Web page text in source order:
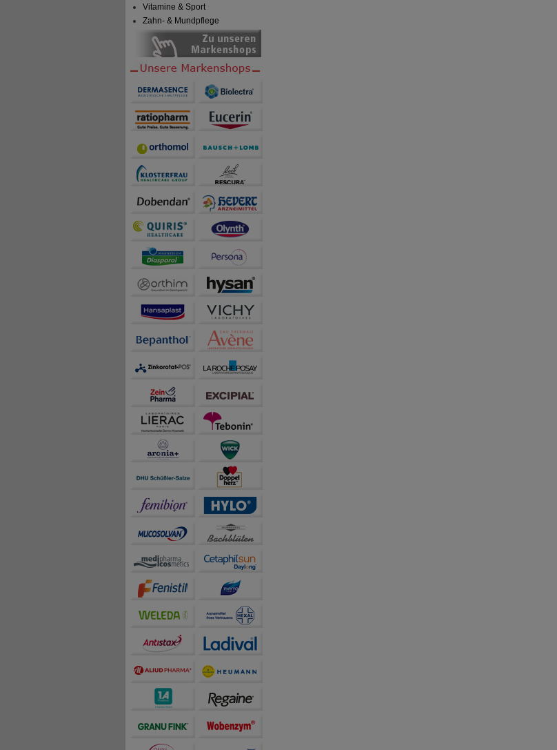
Statistik & Tracking:
sammeln, mit deren Hilfe wir unsere Website weiter für Sie optimieren
auch die Werbung auf Drittseiten möglichst relevant für Sie zu gestalten. Bitte
teilweise an Dritte wie z.B. Google oder soziale Medien übertragen werden.
Vitamine & Sport
Zahn- & Mundpflege